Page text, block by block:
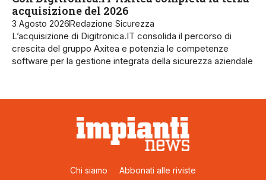
acquisizione del 2026
3 Agosto 2026Redazione Sicurezza
L’acquisizione di Digitronica.IT consolida il percorso di
crescita del gruppo Axitea e potenzia le competenze
software per la gestione integrata della sicurezza aziendale
Chi siamo Abbonati alle riviste